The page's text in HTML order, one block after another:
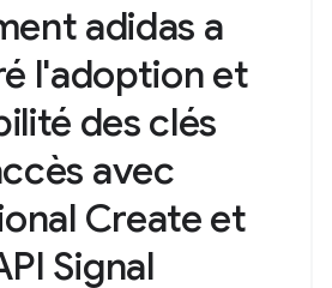
adidas a
l'adoption et
des clés
avec
Create et
Signal